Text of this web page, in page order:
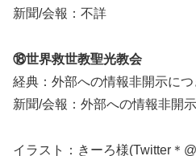
新聞/会報：不詳
⑱世界救世教聖光教会
経典：外部への情報非開示に
新聞/会報：外部への情報非開
イラスト：きーろ様(Twitter＊